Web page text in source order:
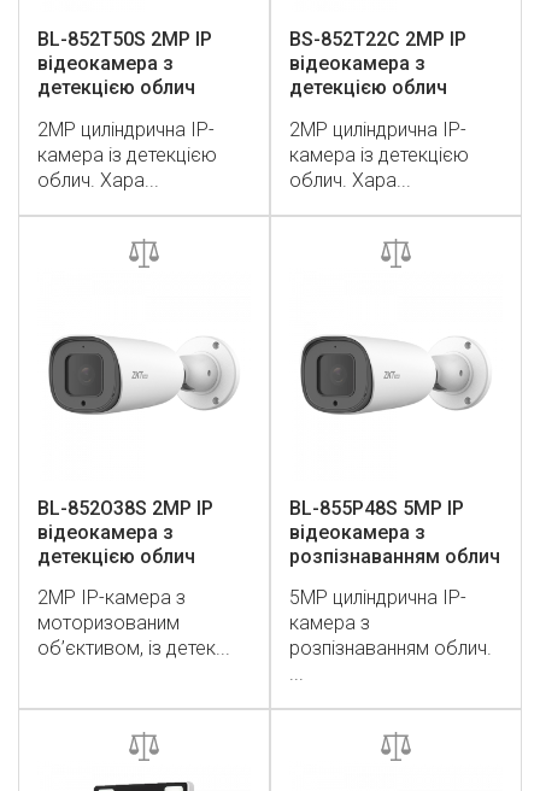
BL-852T50S 2MP IP
відеокамера з
детекцією облич
2MP циліндрична IP-
камера із детекцією
облич. Хара...
BS-852T22C 2MP IP
відеокамера з
детекцією облич
2MP циліндрична IP-
камера із детекцією
облич. Хара...
BL-852O38S 2MP IP
відеокамера з
детекцією облич
2MP IP-камера з
моторизованим
об’єктивом, із детек...
BL-855P48S 5MP IP
відеокамера з
розпізнаванням облич
5MP циліндрична IP-
камера з
розпізнаванням облич.
...